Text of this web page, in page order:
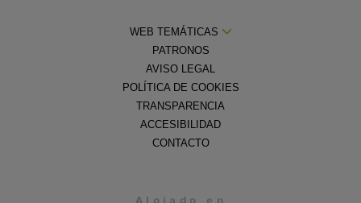
WEB TEMÁTICAS
PATRONOS
AVISO LEGAL
POLÍTICA DE COOKIES
TRANSPARENCIA
ACCESIBILIDAD
CONTACTO